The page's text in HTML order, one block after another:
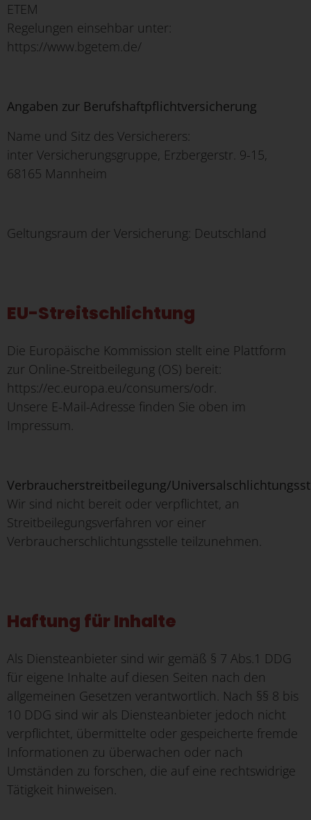
ETEM
Regelungen einsehbar unter:
https://www.bgetem.de/
Angaben zur Berufshaftpflichtversicherung
Name und Sitz des Versicherers:
inter Versicherungsgruppe, Erzbergerstr. 9-15,
68165 Mannheim
Geltungsraum der Versicherung: Deutschland
EU-Streitschlichtung
Die Europäische Kommission stellt eine Plattform
zur Online-Streitbeilegung (OS) bereit:
https://ec.europa.eu/consumers/odr.
Unsere E-Mail-Adresse finden Sie oben im
Impressum.
Verbraucherstreitbeilegung/
Wir sind nicht bereit oder verpflichtet, an
Streitbeilegungsverfahren vor einer
Verbraucherschlichtungsstelle teilzunehmen.
Haftung für Inhalte
Als Diensteanbieter sind wir gemäß § 7 Abs.1 DDG
für eigene Inhalte auf diesen Seiten nach den
allgemeinen Gesetzen verantwortlich. Nach §§ 8 bis
10 DDG sind wir als Diensteanbieter jedoch nicht
verpflichtet, übermittelte oder gespeicherte fremde
Informationen zu überwachen oder nach
Umständen zu forschen, die auf eine rechtswidrige
Tätigkeit hinweisen.